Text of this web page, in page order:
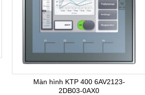
Màn hình KTP 400 6AV2123-
2DB03-0AX0